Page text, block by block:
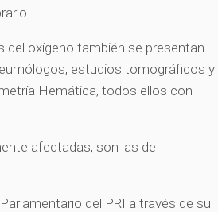
del oxígeno también se presentan
estudios tomográficos y
Hemática, todos ellos con
afectadas, son las de
del PRI a través de su